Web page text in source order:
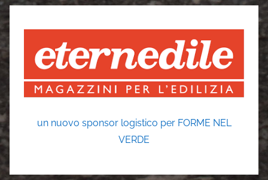
un nuovo sponsor logistico per FORME NEL
VERDE